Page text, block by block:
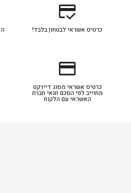
credit_score
כרטיס אשראי לבטחון בלבד!
credit_card
כרטיס אשראי מסוג דיירקט
מחוייב לפי הסכם תנאי חברת
האשראי עם הלקוח